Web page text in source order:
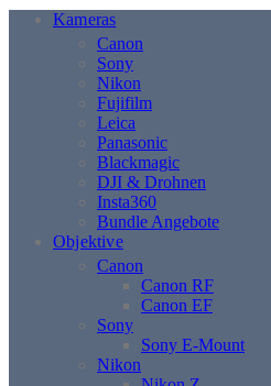
Kameras
Canon
Sony
Nikon
Fujifilm
Leica
Panasonic
Blackmagic
DJI & Drohnen
Insta360
Bundle Angebote
Objektive
Canon
Canon RF
Canon EF
Sony
Sony E-Mount
Nikon